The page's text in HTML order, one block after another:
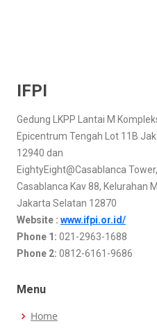
IFPI
Gedung LKPP Lantai M
Epicentrum Tengah Lot 11B
12940 dan
EightyEight@Casablanca Tower,
Casablanca Kav 88, Kelurahan
Jakarta Selatan 12870
Website : www.ifpi.or.id/
Phone 1: 021-2963-1688
Phone 2: 0812-6161-9686
Menu
Home